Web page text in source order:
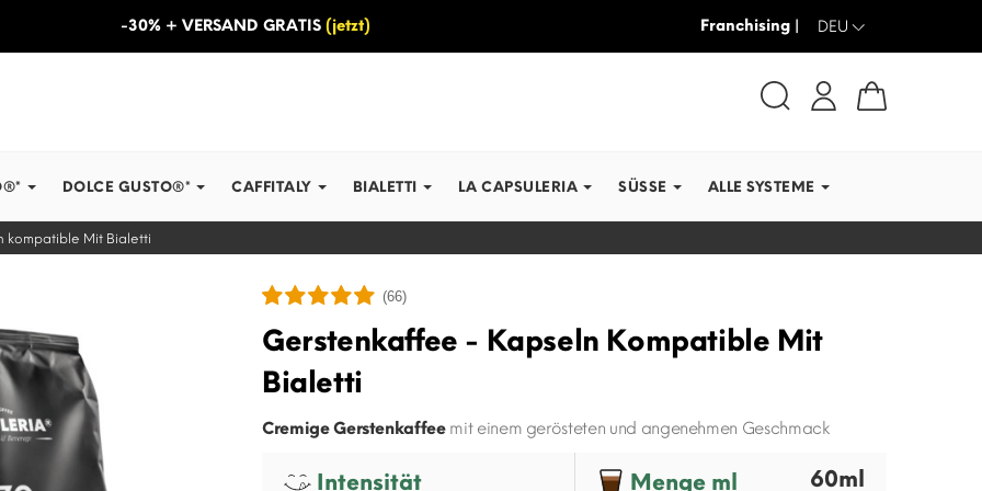
-30% + VERSAND GRATIS (jetzt) -30% + VERSAND GRATIS
Franchising | DEU
DOLCE GUSTO®* CAFFITALY BIALETTI LA CAPSULERIA SÜSSE ALLE SYSTEME
kompatible Mit Bialetti
(66)
Gerstenkaffee - Kapseln Kompatible Mit
Bialetti
Cremige Gerstenkaffeemit einem gerösteten und angenehmen Geschmack
Intensität Menge ml 60ml